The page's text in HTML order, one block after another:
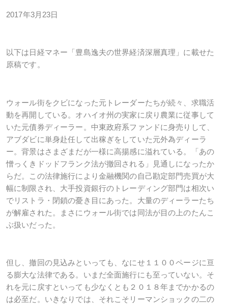
2017年3月23日
以下は日経マネー「豊島逸夫の世界経済深層真理」に載せた
原稿です。
ウォール街をクビになった元トレーダーたちが続々、求職活
動を再開している。オハイオ州の実家に戻り農業に従事して
いた元債券ディーラー。中東政府系ファンドに身売りして、
アブダビに単身赴任して出稼ぎをしていた元外為ディーラ
ー。背景はさまざまだが一様に高揚感に溢れている。「あの
憎っくきドッドフランク法が撤回される」見通しになったか
らだ。この法律施行により金融機関の自己勘定部門売買が大
幅に制限され、大手投資銀行のトレーディング部門は相次い
でリストラ・閉鎖の憂き目にあった。大量のディーラーたち
が解雇された。まさにウォール街では同法が目の上のたんこ
ぶ扱いだった。
但し、撤回の見込みといっても、なにせ１１００ページに亘
る膨大な法律である。いまだ全面施行にも至っていない。そ
れを元に戻すといっても少なくとも２０１８年までかかるの
は必至だ。いきなりでは、それこそリーマンショックの二の